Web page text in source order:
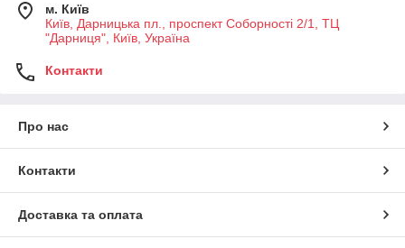
м. Київ
Київ, Дарницька пл., проспект Соборності 2/1, ТЦ
"Дарниця", Київ, Україна
Контакти
Про нас
Контакти
Доставка та оплата